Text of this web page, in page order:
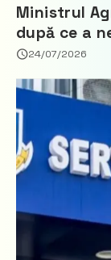
Ministrul
după ce a
Partidul
24/07/2026